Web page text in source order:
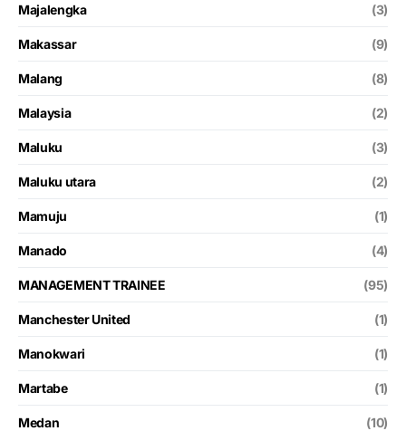
Majalengka (3)
Makassar (9)
Malang (8)
Malaysia (2)
Maluku (3)
Maluku utara (2)
Mamuju (1)
Manado (4)
MANAGEMENT TRAINEE (95)
Manchester United (1)
Manokwari (1)
Martabe (1)
Medan (10)